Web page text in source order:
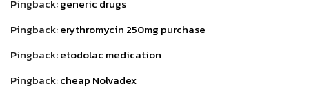
Pingback:generic drugs
Pingback:erythromycin 250mg purchase
Pingback:etodolac medication
Pingback:cheap Nolvadex